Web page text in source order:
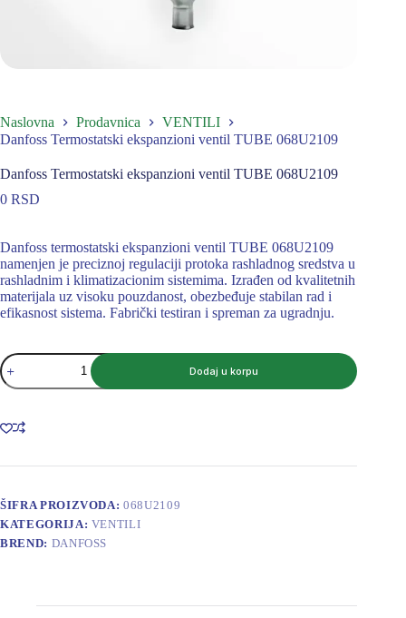
Naslovna Prodavnica
VENTILI
Danfoss Termostatski ekspanzioni ventil TUBE 068U2109
Danfoss Termostatski ekspanzioni ventil TUBE 068U2109
0 RSD
Danfoss termostatski ekspanzioni ventil TUBE 068U2109
namenjen je preciznoj regulaciji protoka rashladnog sredstva u
rashladnim i klimatizacionim sistemima. Izrađen od kvalitetnih
materijala uz visoku pouzdanost, obezbeđuje stabilan rad i
efikasnost sistema. Fabrički testiran i spreman za ugradnju.
Danfoss
Termostatski
ekspanzioni
TUBE
068U2109
Dodaj u korpu
ŠIFRA PROIZVODA:068U2109
KATEGORIJA: VENTILI
BREND: DANFOSS